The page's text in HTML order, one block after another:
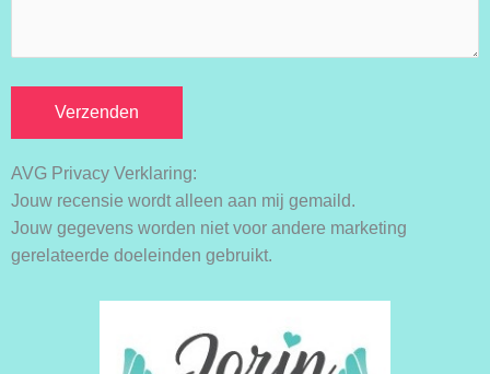
AVG Privacy Verklaring:
Jouw recensie wordt alleen aan mij gemaild.
Jouw gegevens worden niet voor andere marketing
gerelateerde doeleinden gebruikt.